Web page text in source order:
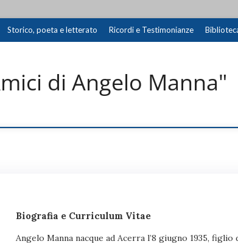
Storico, poeta e letterato Ricordi e Testimonianze
di Angelo Manna"
Biografia e Curriculum Vitae
Angelo Manna nacque ad Acerra l’8 giugno 1935,